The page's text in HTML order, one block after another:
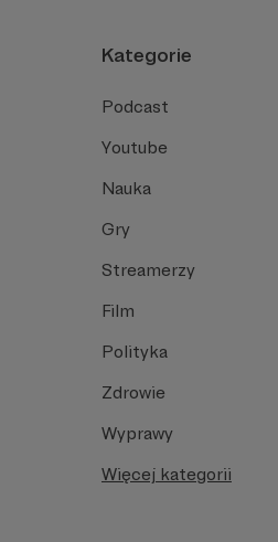
Kategorie
Podcast
Youtube
Nauka
Gry
Streamerzy
Film
Polityka
Zdrowie
Wyprawy
Więcej kategorii